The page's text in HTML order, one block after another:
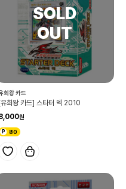
희왕 카드
희왕 카드] 스타터 덱 2010
80